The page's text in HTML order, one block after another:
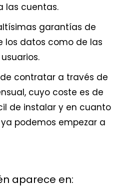
las cuentas.
garantías de
los datos como de las
contratar a través de
cuyo coste es de
de instalar y en cuanto
podemos empezar a
aparece en: